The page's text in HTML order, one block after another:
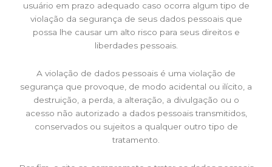
usuário em prazo adequado caso ocorra algum tipo de
violação da segurança de seus dados pessoais que
possa lhe causar um alto risco para seus direitos e
liberdades pessoais.
A violação de dados pessoais é uma violação de
segurança que provoque, de modo acidental ou ilícito, a
destruição, a perda, a alteração, a divulgação ou o
acesso não autorizado a dados pessoais transmitidos,
conservados ou sujeitos a qualquer outro tipo de
tratamento.